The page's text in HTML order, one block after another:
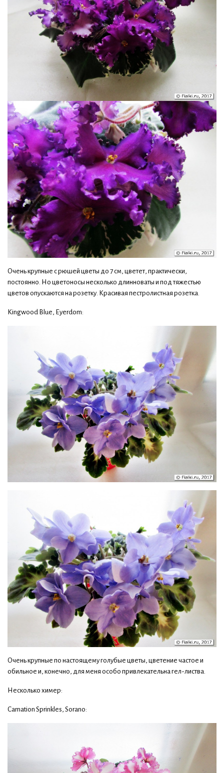
Очень крупные с рюшей цветы до 7 см, цветет, практически,
постоянно. Но цветоносы несколько длинноваты и под тяжестью
цветов опускаются на розетку. Красивая пестролистная розетка.
Kingwood Blue, Eyerdom:
Очень крупные по настоящему голубые цветы, цветение частое и
обильное и, конечно, для меня особо привлекательна гел-листва.
Несколько химер:
Carnation Sprinkles, Sorano: